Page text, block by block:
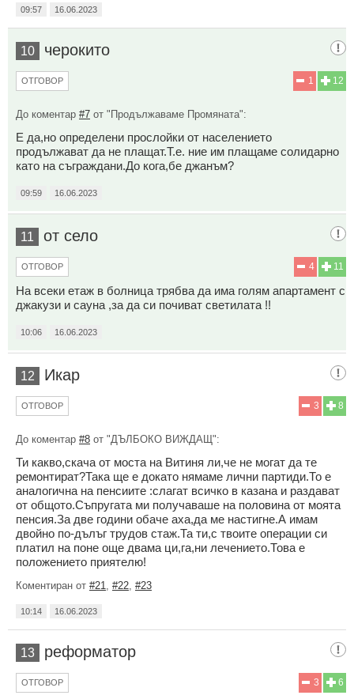
09:57 16.06.2023
10 черокито
12
1
ОТГОВОР
До коментар #7 от "Продължаваме Промяната":
Е да,но определени прослойки от населението
продължават да не плащат.Т.е. ние им плащаме солидарно
като на съграждани.До кога,бе джанъм?
09:59 16.06.2023
11 от село
11
4
ОТГОВОР
На всеки етаж в болница трябва да има голям апартамент с
джакузи и сауна ,за да си почиват светилата !!
10:06 16.06.2023
12 Икар
8
3
ОТГОВОР
До коментар #8 от "ДЪЛБОКО ВИЖДАЩ":
Ти какво,скача от моста на Витиня ли,че не могат да те
ремонтират?Така ще е докато нямаме лични партиди.То е
аналогична на пенсиите :слагат всичко в казана и раздават
от общото.Съпругата ми получаваше на половина от моята
пенсия.За две години обаче аха,да ме настигне.А имам
двойно по-дълъг трудов стаж.Та ти,с твоите операции си
платил на поне още двама ци,га,ни лечението.Това е
положението приятелю!
Коментиран от #21, #22, #23
10:14 16.06.2023
13 реформатор
6
3
ОТГОВОР